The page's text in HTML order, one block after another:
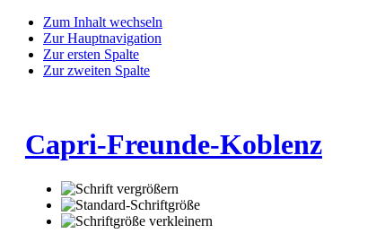
Zum Inhalt wechseln
Zur Hauptnavigation
Zur ersten Spalte
Zur zweiten Spalte
Capri-Freunde-Koblenz